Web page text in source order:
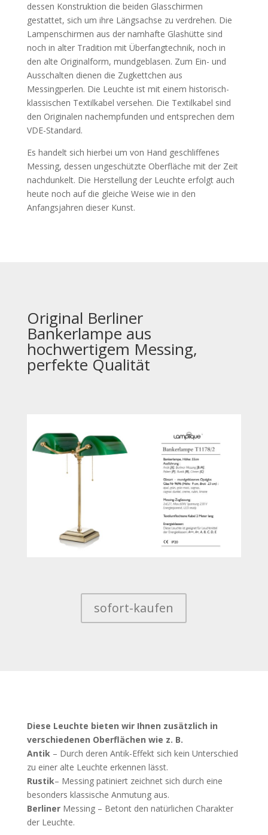
dessen Konstruktion die beiden Glasschirmen
gestattet, sich um ihre Längsachse zu verdrehen. Die
Lampenschirmen aus der namhafte Glashütte sind
noch in alter Tradition mit Überfangtechnik, noch in
den alte Originalform, mundgeblasen. Zum Ein- und
Ausschalten dienen die Zugkettchen aus
Messingperlen. Die Leuchte ist mit einem historisch-
klassischen Textilkabel versehen. Die Textilkabel sind
den Originalen nachempfunden und entsprechen dem
VDE-Standard.
Es handelt sich hierbei um von Hand geschliffenes
Messing, dessen ungeschützte Oberfläche mit der Zeit
nachdunkelt. Die Herstellung der Leuchte erfolgt auch
heute noch auf die gleiche Weise wie in den
Anfangsjahren dieser Kunst.
Original Berliner
Bankerlampe aus
hochwertigem Messing,
perfekte Qualität
sofort-kaufen
Diese Leuchte bieten wir Ihnen zusätzlich in
verschiedenen Oberflächen wie z. B.
Antik– Durch deren Antik-Effekt sich kein Unterschied
zu einer alte Leuchte erkennen lässt.
Rustik– Messing patiniert zeichnet sich durch eine
besonders klassische Anmutung aus.
BerlinerMessing – Betont den natürlichen Charakter
der Leuchte.